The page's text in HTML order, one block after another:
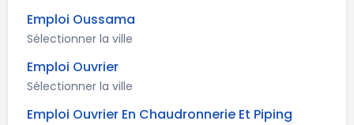
Emploi Oussama
Sélectionner la ville
Emploi Ouvrier
Sélectionner la ville
Emploi Ouvrier En Chaudronnerie Et Piping